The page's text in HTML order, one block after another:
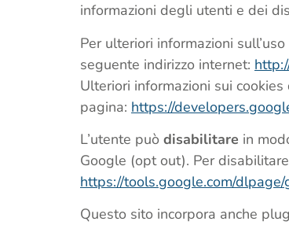
informazioni degli utenti e dei
Per ulteriori informazioni
seguente indirizzo internet:
Ulteriori informazioni sui
pagina: https://
L’utente può disabilitare in
Google (opt out). Per
https://tools.google.com/
Questo sito incorpora anche